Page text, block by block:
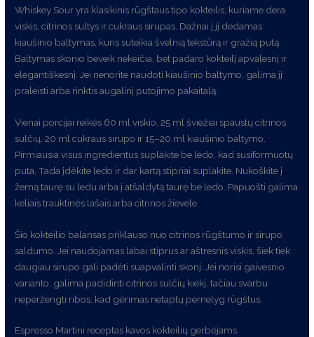
Whiskey Sour yra klasikinis rūgštaus tipo kokteilis, kuriame dera
viskis, citrinos sultys ir cukraus sirupas. Dažnai į jį dedamas
kiaušinio baltymas, kuris suteikia švelnią tekstūrą ir gražią putą.
Baltymas skonio beveik nekeičia, bet padaro kokteilį apvalesnį ir
elegantiškesnį. Jei nenorite naudoti kiaušinio baltymo, galima jį
praleisti arba rinktis augalinį putojimo pakaitalą.
Vienai porcijai reikės 60 ml viskio, 25 ml šviežiai spaustų citrinos
sulčių, 20 ml cukraus sirupo ir 15–20 ml kiaušinio baltymo.
Pirmiausia visus ingredientus suplakite be ledo, kad susiformuotų
puta. Tada įdėkite ledo ir dar kartą stipriai suplakite. Nukoškite į
žemą taurę su ledu arba į atšaldytą taurę be ledo. Papuošti galima
keliais trauktinės lašais arba citrinos žievele.
Šio kokteilio balansas priklauso nuo citrinos rūgštumo ir sirupo
saldumo. Jei naudojamas labai stiprus ar aštresnis viskis, šiek tiek
daugiau sirupo gali padėti suapvalinti skonį. Jei norisi gaivesnio
varianto, galima padidinti citrinos sulčių kiekį, tačiau svarbu
neperžengti ribos, kad gėrimas netaptų pernelyg rūgštus.
Espresso Martini receptas kavos kokteilių gerbėjams